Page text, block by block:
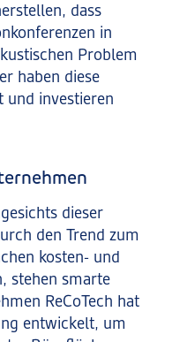
dass
in
Problem
haben diese
und investieren
dieser
den Trend zum
kosten- und
stehen smarte
ReCoTech hat
entwickelt, um